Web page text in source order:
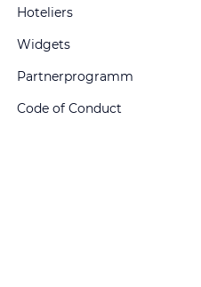
Hoteliers
Widgets
Partnerprogramm
Code of Conduct